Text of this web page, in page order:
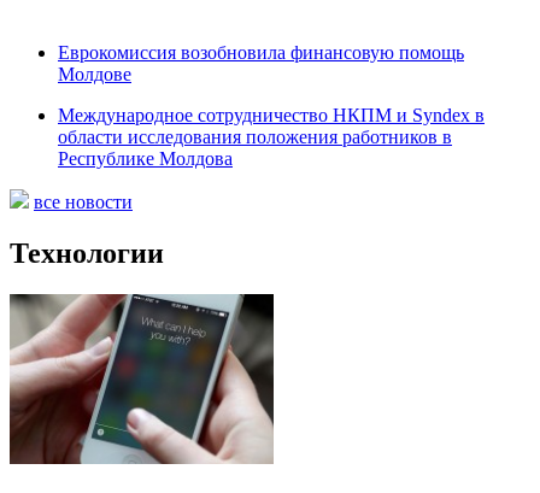
Еврокомиссия возобновила финансовую помощь
Молдове
Международное сотрудничество НКПМ и Syndex в
области исследования положения работников в
Республике Молдова
все новости
Технологии